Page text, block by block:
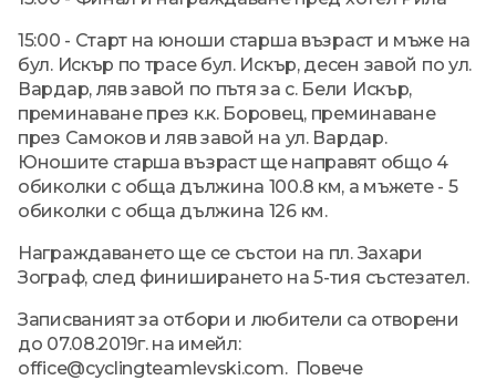
15:00 - Старт на юноши старша възраст и мъже на
бул. Искър по трасе бул. Искър, десен завой по ул.
Вардар, ляв завой по пътя за с. Бели Искър,
преминаване през к.к. Боровец, преминаване
през Самоков и ляв завой на ул. Вардар.
Юношите старша възраст ще направят общо 4
обиколки с обща дължина 100.8 км, а мъжете - 5
обиколки с обща дължина 126 км.
Награждаването ще се състои на пл. Захари
Зограф, след финиширането на 5-тия състезател.
Записваният за отбори и любители са отворени
до 07.08.2019г. на имейл:
office@cyclingteamlevski.com. Повече